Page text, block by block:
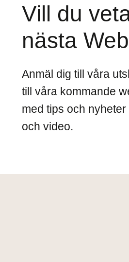
Vill du
nästa
Anmäl dig till våra
till våra kommande
med tips och
och video.